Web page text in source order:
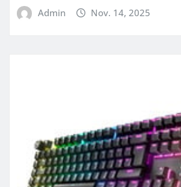
Admin Nov. 14, 2025